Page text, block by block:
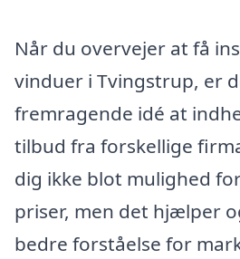
Når du overvejer at få
vinduer i Tvingstrup, er
fremragende idé at
tilbud fra forskellige
dig ikke blot mulighed
priser, men det hjælper
bedre forståelse for